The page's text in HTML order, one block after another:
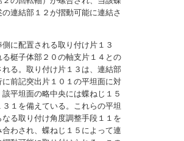
連結部１２が摺動可能に連結さ
に配置される取り付け片１３
梃子体部２０の軸支片１４との
れる。取り付け片１３は、連結部
に前記突出片１０１の平坦面に対
平坦面の略中央には蝶ねじ１５
１を備えている。これらの平坦
る取り付け角度調整手段１１を
わされ、蝶ねじ１５によって連